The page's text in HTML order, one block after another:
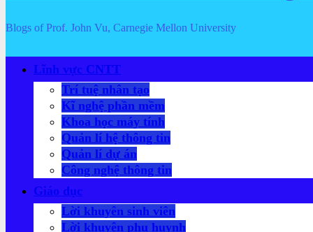
Blogs of Prof. John Vu, Carnegie Mellon University
Lĩnh vực CNTT
Trí tuệ nhân tạo
Kĩ nghệ phần mềm
Khoa học máy tính
Quản lí hệ thông tin
Quản lí dự án
Công nghệ thông tin
Giáo dục
Lời khuyên sinh viên
Lời khuyên phụ huynh